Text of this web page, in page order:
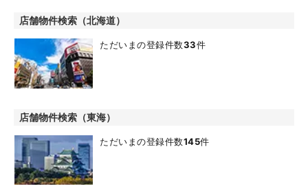
店舗物件検索（北海道）
ただいまの登録件数33件
店舗物件検索（東海）
ただいまの登録件数145件